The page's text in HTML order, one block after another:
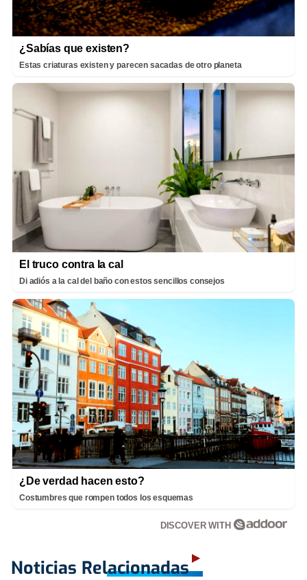
¿Sabías que existen?
Estas criaturas existen y parecen sacadas de otro planeta
El truco contra la cal
Di adiós a la cal del baño con estos sencillos consejos
¿De verdad hacen esto?
Costumbres que rompen todos los esquemas
DISCOVER WITH
Noticias Relacionadas